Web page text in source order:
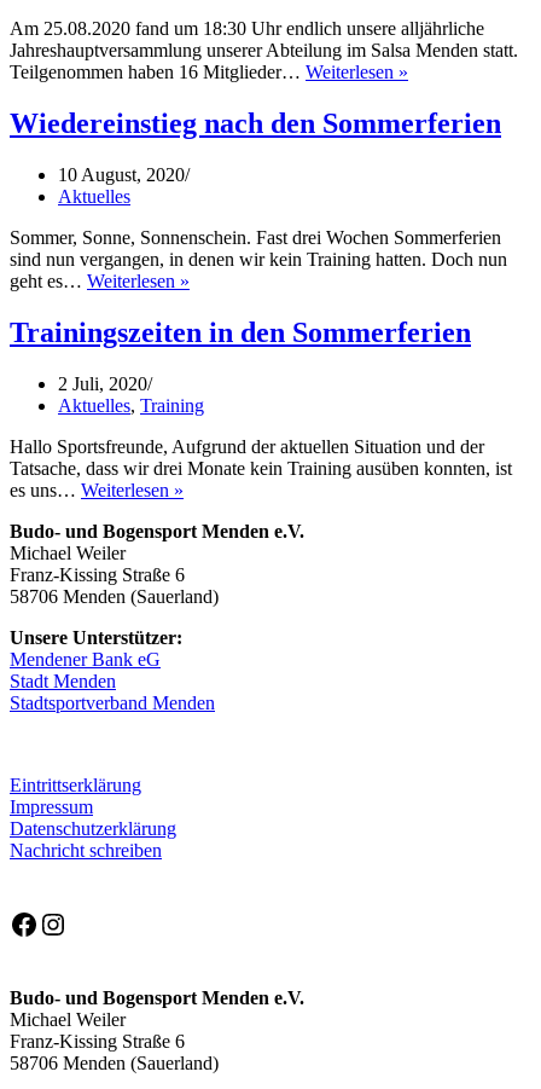
Am 25.08.2020 fand um 18:30 Uhr endlich unsere alljährliche
Jahreshauptversammlung unserer Abteilung im Salsa Menden statt.
Teilgenommen haben 16 Mitglieder… Weiterlesen »
25.08.2020
Wiedereinstieg nach den Sommerferien
10 August, 2020
Aktuelles
Sommer, Sonne, Sonnenschein. Fast drei Wochen Sommerferien
sind nun vergangen, in denen wir kein Training hatten. Doch nun
geht es… Weiterlesen »
den
Sommerferien
Trainingszeiten in den Sommerferien
2 Juli, 2020
Aktuelles, Training
Hallo Sportsfreunde, Aufgrund der aktuellen Situation und der
Tatsache, dass wir drei Monate kein Training ausüben konnten, ist
es uns… Weiterlesen »
den
Budo- und Bogensport Menden e.V.
Michael Weiler
Franz-Kissing Straße 6
58706 Menden (Sauerland)
Unsere Unterstützer:
Mendener Bank eG
Stadt Menden
Stadtsportverband Menden
Eintrittserklärung
Impressum
Datenschutzerklärung
Nachricht schreiben
Facebook
Instagram
Budo- und Bogensport Menden e.V.
Michael Weiler
Franz-Kissing Straße 6
58706 Menden (Sauerland)